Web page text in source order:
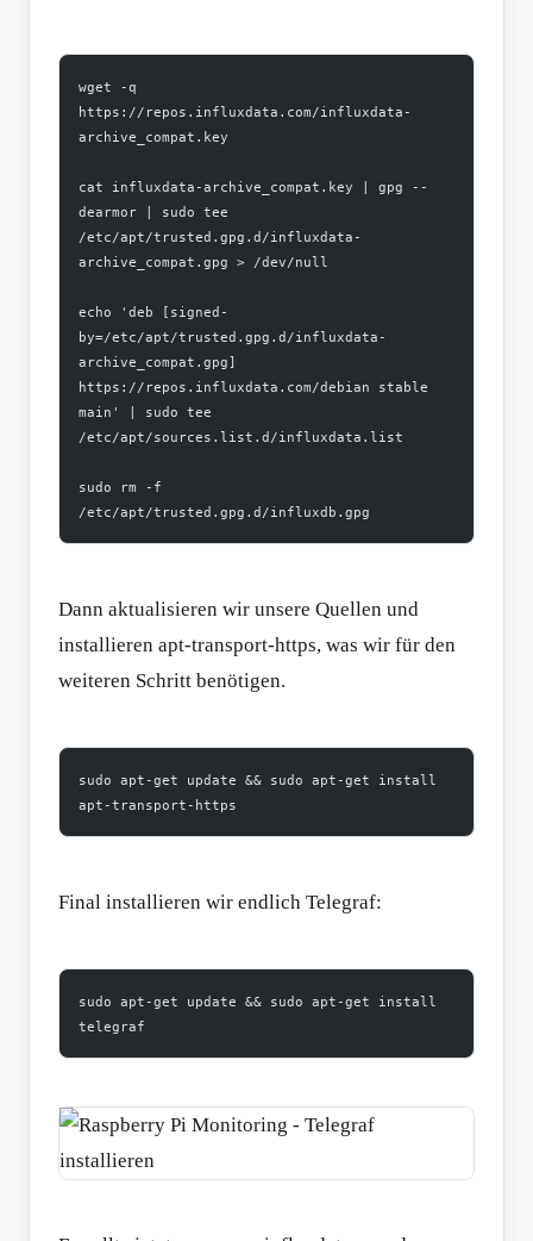
wget -q
https://repos.influxdata.com/influxdata-
archive_compat.key
cat influxdata-archive_compat.key | gpg --
dearmor | sudo tee
/etc/apt/trusted.gpg.d/influxdata-
archive_compat.gpg > /dev/null
echo 'deb [signed-
by=/etc/apt/trusted.gpg.d/influxdata-
archive_compat.gpg]
https://repos.influxdata.com/debian stable
main' | sudo tee
/etc/apt/sources.list.d/influxdata.list
sudo rm -f
/etc/apt/trusted.gpg.d/influxdb.gpg
Dann aktualisieren wir unsere Quellen und
installieren apt-transport-https, was wir für den
weiteren Schritt benötigen.
sudo apt-get update && sudo apt-get install
apt-transport-https
Final installieren wir endlich Telegraf:
sudo apt-get update && sudo apt-get install
telegraf